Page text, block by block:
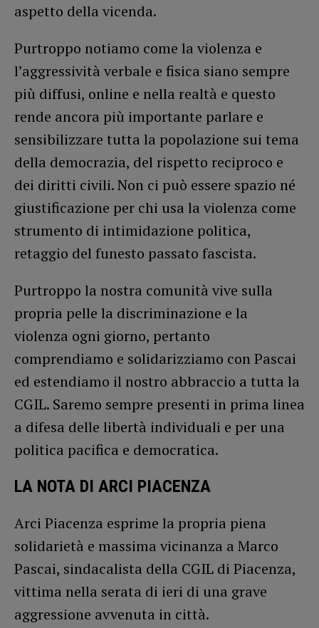
aspetto della vicenda.
Purtroppo notiamo come la violenza e
l’aggressività verbale e fisica siano sempre
più diffusi, online e nella realtà e questo
rende ancora più importante parlare e
sensibilizzare tutta la popolazione sui tema
della democrazia, del rispetto reciproco e
dei diritti civili. Non ci può essere spazio né
giustificazione per chi usa la violenza come
strumento di intimidazione politica,
retaggio del funesto passato fascista.
Purtroppo la nostra comunità vive sulla
propria pelle la discriminazione e la
violenza ogni giorno, pertanto
comprendiamo e solidarizziamo con Pascai
ed estendiamo il nostro abbraccio a tutta la
CGIL. Saremo sempre presenti in prima linea
a difesa delle libertà individuali e per una
politica pacifica e democratica.
LA NOTA DI ARCI PIACENZA
Arci Piacenza esprime la propria piena
solidarietà e massima vicinanza a Marco
Pascai, sindacalista della CGIL di Piacenza,
vittima nella serata di ieri di una grave
aggressione avvenuta in città.